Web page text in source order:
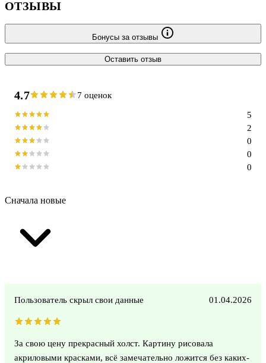
ОТЗЫВЫ
Бонусы за отзывы
Оставить отзыв
4.7 7 оценок
0
0
0
2
5
Сначала новые
Пользователь скрыл свои данные 01.04.2026
За свою цену прекрасный холст. Картину рисовала
акриловыми красками, всё замечательно ложится без каких-